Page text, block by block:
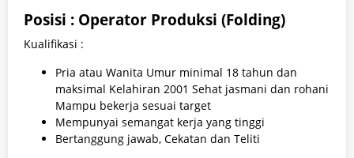
Posisi : Operator Produksi (Folding)
Kualifikasi :
Pria atau Wanita Umur minimal 18 tahun dan
maksimal Kelahiran 2001 Sehat jasmani dan rohani
Mampu bekerja sesuai target
Mempunyai semangat kerja yang tinggi
Bertanggung jawab, Cekatan dan Teliti